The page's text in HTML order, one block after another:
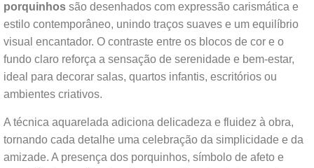
porquinhos são desenhados com expressão carismática e
estilo contemporâneo, unindo traços suaves e um equilíbrio
visual encantador. O contraste entre os blocos de cor e o
fundo claro reforça a sensação de serenidade e bem-estar,
ideal para decorar salas, quartos infantis, escritórios ou
ambientes criativos.
A técnica aquarelada adiciona delicadeza e fluidez à obra,
tornando cada detalhe uma celebração da simplicidade e da
amizade. A presença dos porquinhos, símbolo de afeto e